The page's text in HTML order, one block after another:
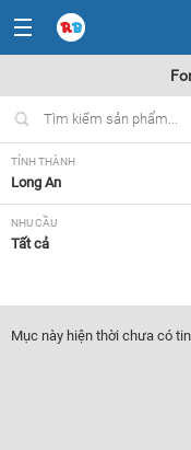
TỈNH THÀNH
Long An
NHU CẦU
Tất cả
Laser
GIÁ XE
Mục này hiện thời chưa có